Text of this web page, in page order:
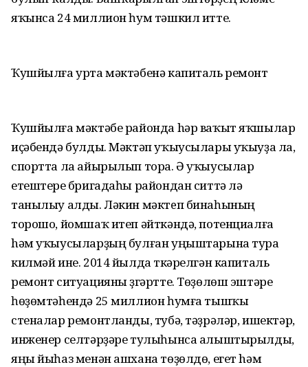
яҡынса 24 миллион һум тәшкил итте.
Ҡушйылға урта мәктәбенә капиталь ремонт
Ҡушйылға мәктәбе районда hәр ваҡыт яҡшылар
иҫәбендә булды. Мәктәп уҡыусылары уҡыуҙа ла,
спортта ла айырылып тора. Ә уҡыусылар
етештереү бригадаһы райондан ситтә лә
танылыу алды. Ләкин мәктeп бинаһының
торошо, йомшаҡ итеп әйткәндә, потенциалға
hәм уҡыусыларҙың булған уңыштарына тура
килмәй ине. 2014 йылда үткәрелгән капиталь
ремонт ситуацияны үҙгәртте. Төҙөлөш эштәре
һөҙөмтәһендә 25 миллион һумға тышҡы
стеналар ремонтланды, тyбә, тәҙрәләр, ишектәр,
инженер селтәрҙәре тулыһынса алыштырылды,
яңы йыһаз менән ашхана төҙөлдө, егет hәм